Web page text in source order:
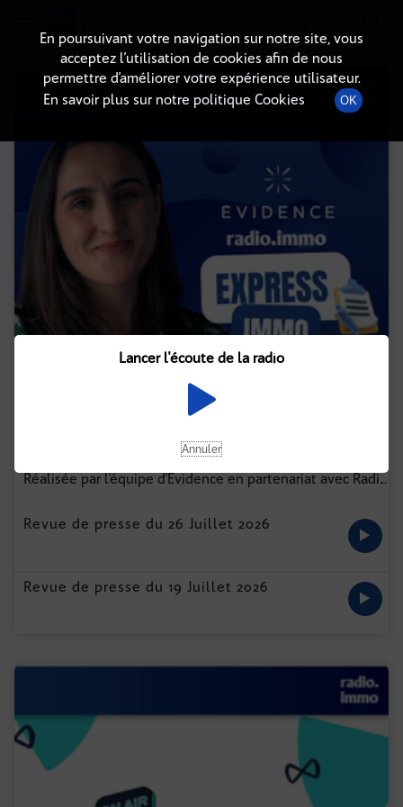
EXPRESS IMMO BY EVIDENCE
Réalisée par l’équipe d’Évidence en partenariat avec Radio Immo, Express Immo vous propose chaque semaine une revue de presse audio des actualités marquantes du secteur.
Revue de presse du 26 Juillet 2026
Revue de presse du 19 Juillet 2026
En poursuivant votre navigation sur notre site, vous
acceptez l’utilisation de cookies afin de nous
permettre d’améliorer votre expérience utilisateur.
En savoir plus sur notre politique Cookies
OK
Lancer l'écoute de la radio
Annuler